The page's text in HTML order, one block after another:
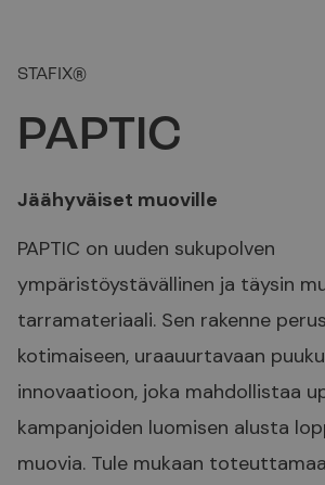
STAFIX®
PAPTIC
Jäähyväiset muoville
PAPTIC on uuden sukupolven
ympäristöystävällinen ja täysin
tarramateriaali. Sen rakenne
kotimaiseen, uraauurtavaan
innovaatioon, joka mahdollistaa
kampanjoiden luomisen alusta
muovia. Tule mukaan